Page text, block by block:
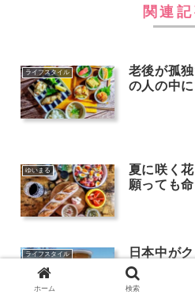
関連
ライフスタイル
老後が孤
の人の中
ゆいまる
夏に咲く
願っても
ライフスタイル
日本中が
会くらい
ホーム 検索